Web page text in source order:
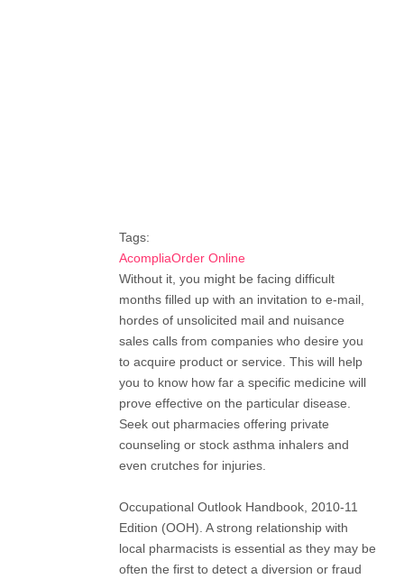
Tags:
AcompliaOrder Online
Without it, you might be facing difficult
months filled up with an invitation to e-mail,
hordes of unsolicited mail and nuisance
sales calls from companies who desire you
to acquire product or service. This will help
you to know how far a specific medicine will
prove effective on the particular disease.
Seek out pharmacies offering private
counseling or stock asthma inhalers and
even crutches for injuries.
Occupational Outlook Handbook, 2010-11
Edition (OOH). A strong relationship with
local pharmacists is essential as they may be
often the first to detect a diversion or fraud